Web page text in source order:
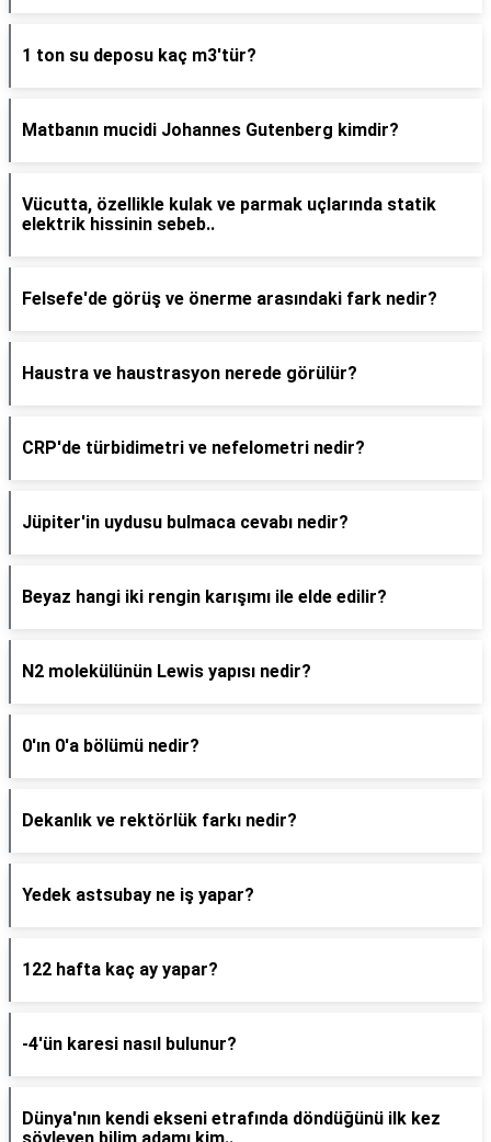
1 ton su deposu kaç m3'tür?
Matbanın mucidi Johannes Gutenberg kimdir?
Vücutta, özellikle kulak ve parmak uçlarında statik
elektrik hissinin sebeb..
Felsefe'de görüş ve önerme arasındaki fark nedir?
Haustra ve haustrasyon nerede görülür?
CRP'de türbidimetri ve nefelometri nedir?
Jüpiter'in uydusu bulmaca cevabı nedir?
Beyaz hangi iki rengin karışımı ile elde edilir?
N2 molekülünün Lewis yapısı nedir?
0'ın 0'a bölümü nedir?
Dekanlık ve rektörlük farkı nedir?
Yedek astsubay ne iş yapar?
122 hafta kaç ay yapar?
-4'ün karesi nasıl bulunur?
Dünya'nın kendi ekseni etrafında döndüğünü ilk kez